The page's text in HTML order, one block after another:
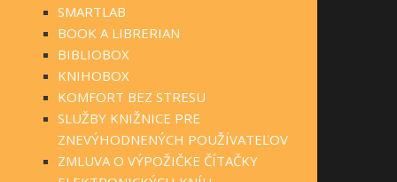
SMARTLAB
BOOK A LIBRERIAN
BIBLIOBOX
KNIHOBOX
KOMFORT BEZ STRESU
SLUŽBY KNIŽNICE PRE
ZNEVÝHODNENÝCH POUŽÍVATEĽOV
ZMLUVA O VÝPOŽIČKE ČÍTAČKY